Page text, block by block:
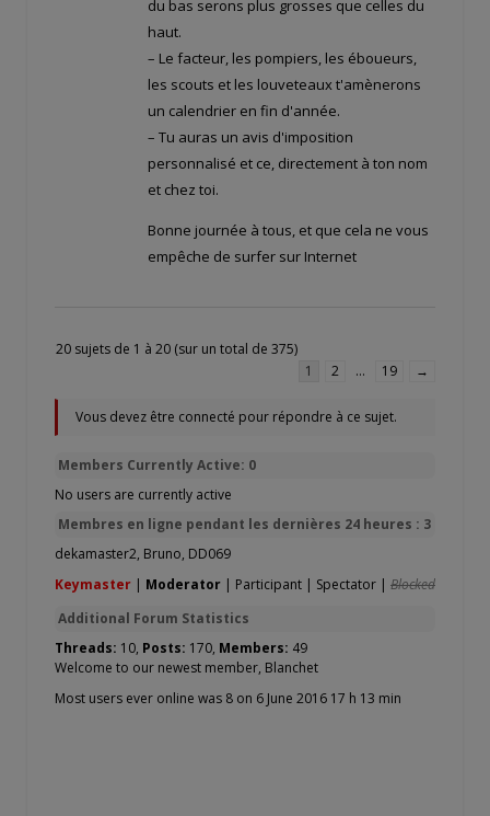
du bas serons plus grosses que celles du
haut.
– Le facteur, les pompiers, les éboueurs,
les scouts et les louveteaux t'amènerons
un calendrier en fin d'année.
– Tu auras un avis d'imposition
personnalisé et ce, directement à ton nom
et chez toi.
Bonne journée à tous, et que cela ne vous
empêche de surfer sur Internet
20 sujets de 1 à 20 (sur un total de 375)
1
2 … 19 →
Vous devez être connecté pour répondre à ce sujet.
Members Currently Active: 0
No users are currently active
Membres en ligne pendant les dernières 24 heures : 3
dekamaster2, Bruno, DD069
Keymaster | Moderator | Participant | Spectator | Blocked
Additional Forum Statistics
Threads: 10, Posts: 170, Members: 49
Welcome to our newest member, Blanchet
Most users ever online was 8 on 6 June 2016 17 h 13 min